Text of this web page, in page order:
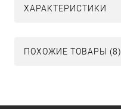
ХАРАКТЕРИСТИКИ
ПОХОЖИЕ ТОВАРЫ (8)